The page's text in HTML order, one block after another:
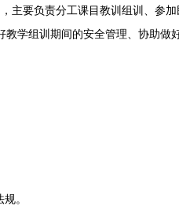
要负责分工课目教训组训、参加
学组训期间的安全管理、协助
。